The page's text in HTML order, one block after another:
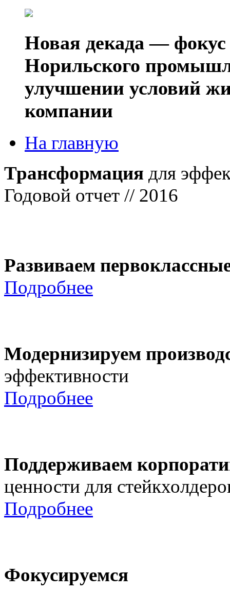
Новая декада — фокус
Норильского
улучшении условий
компании
На главную
Трансформация для
Годовой отчет // 2016
Развиваем
Подробнее
Модернизируем
эффективности
Подробнее
Поддерживаем
ценности для
Подробнее
Фокусируемся